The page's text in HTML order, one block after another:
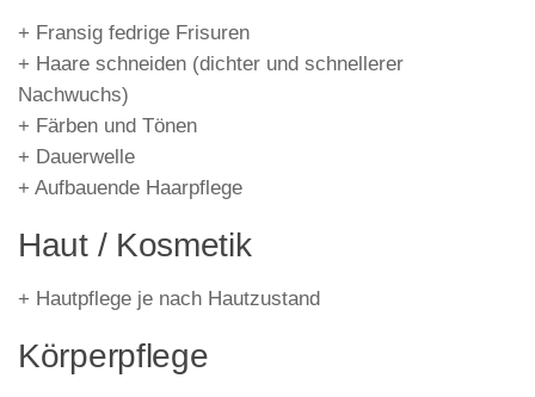
+ Fransig fedrige Frisuren
+ Haare schneiden (dichter und schnellerer
Nachwuchs)
+ Färben und Tönen
+ Dauerwelle
+ Aufbauende Haarpflege
Haut / Kosmetik
+ Hautpflege je nach Hautzustand
Körperpflege